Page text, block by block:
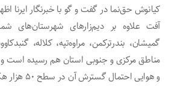
کیانوش حق‌نما در گفت و گو با خبرنگار ایرنا
آفت علاوه بر دیم‌زارهای شهرستان‌های
گمیشان، بندرترکمن، مراوه‌تپه، کلاله،
مناطق مرکزی و جنوبی استان هم رسیده است
و هوایی احتمال گسترش آن در سطح ۵۰ هزار هکتار وجود دارد.